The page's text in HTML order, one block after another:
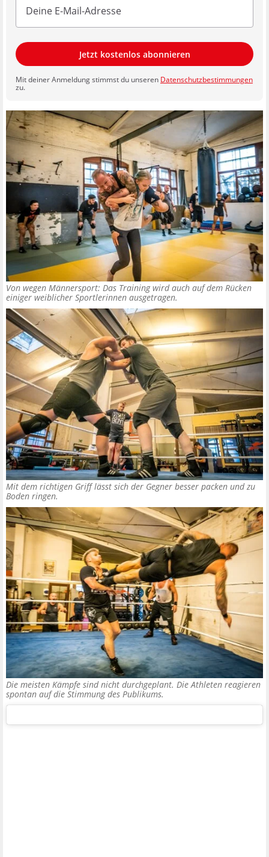
Jetzt kostenlos abonnieren
Mit deiner Anmeldung stimmst du unseren Datenschutzbestimmungen
zu.
Von wegen Männersport: Das Training wird auch auf dem Rücken
einiger weiblicher Sportlerinnen ausgetragen.
Mit dem richtigen Griff lässt sich der Gegner besser packen und zu
Boden ringen.
Die meisten Kämpfe sind nicht durchgeplant. Die Athleten reagieren
spontan auf die Stimmung des Publikums.